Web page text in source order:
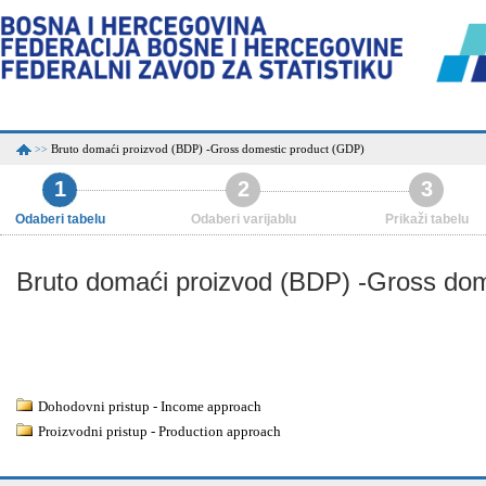
>> Bruto domaći proizvod (BDP) -Gross domestic product (GDP)
1
Odaberi tabelu
2
Odaberi varijablu
3
Prikaži tabelu
Bruto domaći proizvod (BDP) -Gross
Dohodovni pristup - Income approach
Proizvodni pristup - Production approach